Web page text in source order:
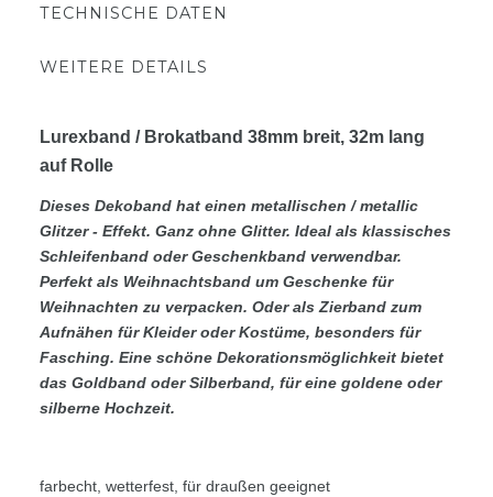
TECHNISCHE DATEN
WEITERE DETAILS
Lurexband / Brokatband 38mm breit, 32m lang
auf Rolle
Dieses Dekoband hat einen metallischen / metallic
Glitzer - Effekt. Ganz ohne Glitter. Ideal als klassisches
Schleifenband oderGeschenkband verwendbar.
Perfekt als Weihnachtsband um Geschenke für
Weihnachten zu verpacken. Oder als Zierband zum
Aufnähen für Kleider oder Kostüme, besonders für
Fasching. Eine schöne Dekorationsmöglichkeit bietet
das Goldband oder Silberband, für eine goldene oder
silberne Hochzeit.
farbecht, wetterfest, für draußen geeignet